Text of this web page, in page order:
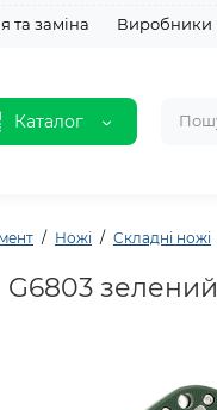
та заміна Виробники
Каталог
Ножі Складні ножі
зелений